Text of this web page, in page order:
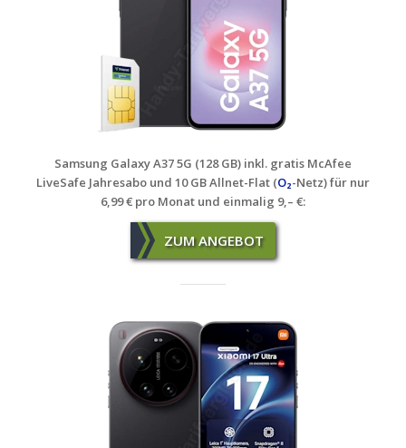
Samsung Galaxy A37 5G (128 GB) inkl. gratis McAfee
LiveSafe Jahresabo und 10 GB Allnet-Flat (O₂-Netz)für nur
6,99 € pro Monat und einmalig 9,– €:
ZUM ANGEBOT